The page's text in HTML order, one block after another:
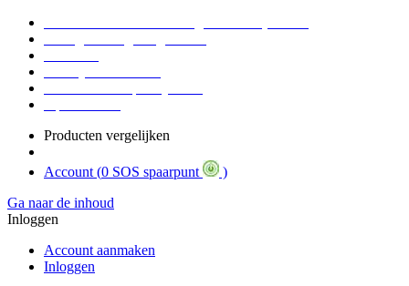
Producten vergelijken
Account (0 SOS spaarpunt
)
Ga naar de inhoud
Inloggen
Account aanmaken
Inloggen